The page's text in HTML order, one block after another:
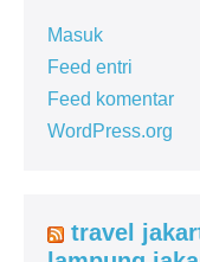
Masuk
Feed entri
Feed komentar
WordPress.org
travel